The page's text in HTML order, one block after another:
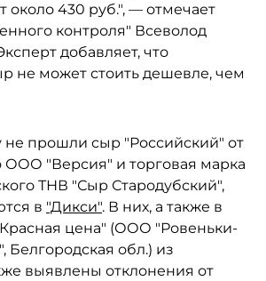
около 430 руб.", — отмечает
контроля" Всеволод
добавляет, что
не может стоить дешевле, чем
не прошли сыр "Российский" от
ООО "Версия" и торговая марка
ТНВ "Сыр Стародубский",
в "Дикси". В них, а также в
цена" (ООО "Ровеньки-
Белгородская обл.) из
выявлены отклонения от